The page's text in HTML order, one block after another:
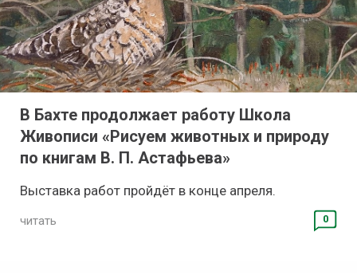
В Бахте продолжает работу Школа
Живописи «Рисуем животных и природу
по книгам В. П. Астафьева»
Выставка работ пройдёт в конце апреля.
читать 0